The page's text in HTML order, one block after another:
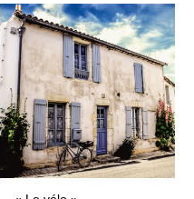
Plage
de
prix :
105€
à
145€